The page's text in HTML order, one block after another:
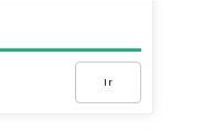
Ir